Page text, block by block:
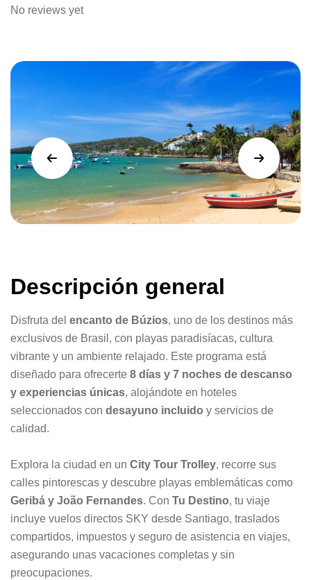
No reviews yet
Descripción general
Disfruta del encanto de Búzios, uno de los destinos más
exclusivos de Brasil, con playas paradisíacas, cultura
vibrante y un ambiente relajado. Este programa está
diseñado para ofrecerte 8 días y 7 noches de descanso
y experiencias únicas, alojándote en hoteles
seleccionados con desayuno incluido y servicios de
calidad.
Explora la ciudad en un City Tour Trolley, recorre sus
calles pintorescas y descubre playas emblemáticas como
Geribá y João Fernandes. Con Tu Destino, tu viaje
incluye vuelos directos SKY desde Santiago, traslados
compartidos, impuestos y seguro de asistencia en viajes,
asegurando unas vacaciones completas y sin
preocupaciones.